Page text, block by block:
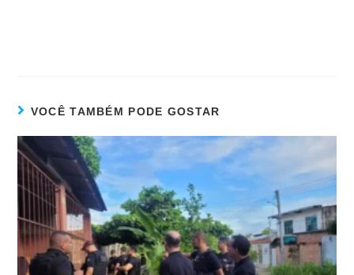
VOCÊ TAMBÉM PODE GOSTAR